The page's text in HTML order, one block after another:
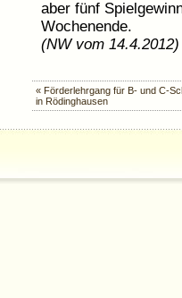
aber fünf
Wochenende.
(NW vom 14.4.2012)
« Förderlehrgang für B- und C-
in Rödinghausen